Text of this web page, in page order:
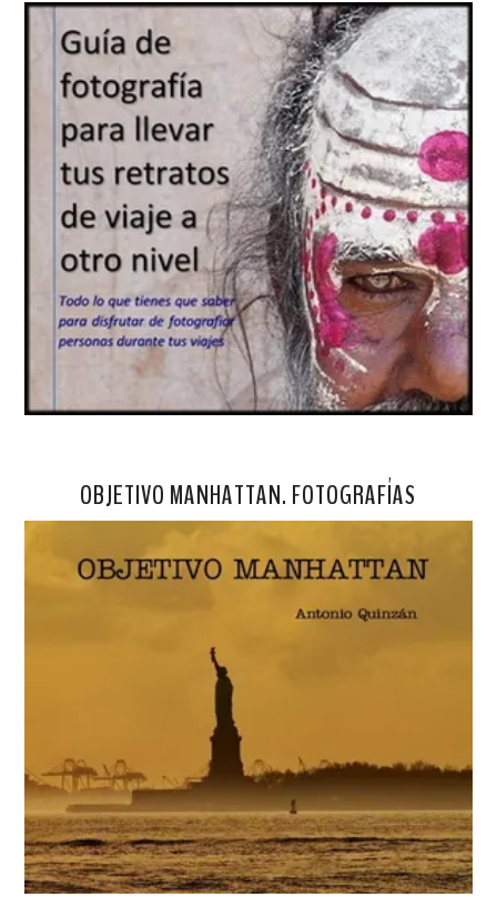
OBJETIVO MANHATTAN. FOTOGRAFÍAS